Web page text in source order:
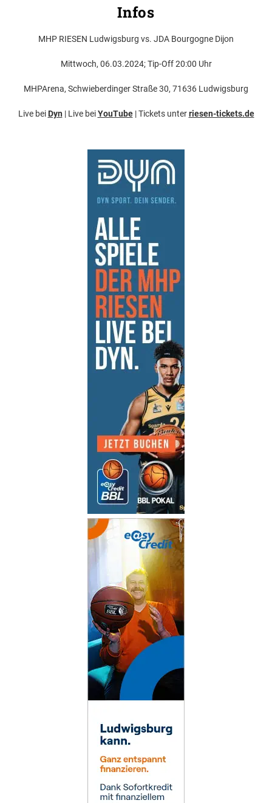
Infos
MHP RIESEN Ludwigsburg vs. JDA Bourgogne Dijon
Mittwoch, 06.03.2024; Tip-Off 20:00 Uhr
MHPArena, Schwieberdinger Straße 30, 71636 Ludwigsburg
Live bei Dyn | Live beiYouTube| Tickets unterriesen-tickets.de